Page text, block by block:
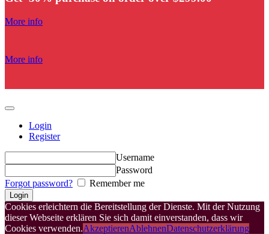
More info
More info
Login
Register
Username
Password
Forgot password?
Remember me
Cookies erleichtern die Bereitstellung der Dienste. Mit der Nutzung
dieser Webseite erklären Sie sich damit einverstanden, dass wir
Cookies verwenden.AkzeptierenAblehnenDatenschutzerklärung